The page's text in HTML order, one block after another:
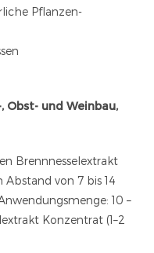
Pflanzen-
Obst- und Weinbau,
Brennnesselextrakt
von 7 bis 14
10 –
Konzentrat (1–2